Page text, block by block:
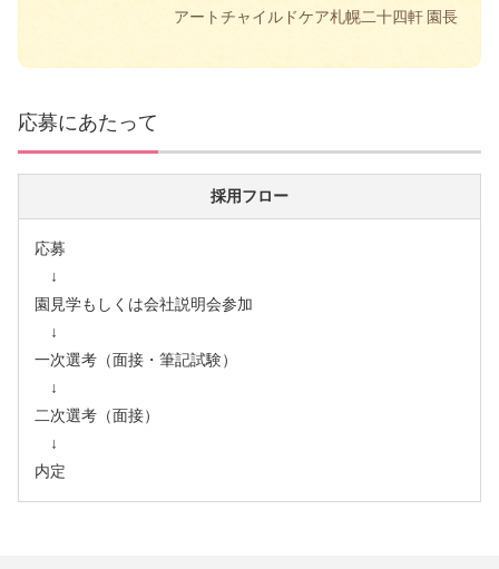
アートチャイルドケア札幌二十四軒 園長
応募にあたって
採用フロー
応募
↓
園見学もしくは会社説明会参加
↓
一次選考（面接・筆記試験）
↓
二次選考（面接）
↓
内定